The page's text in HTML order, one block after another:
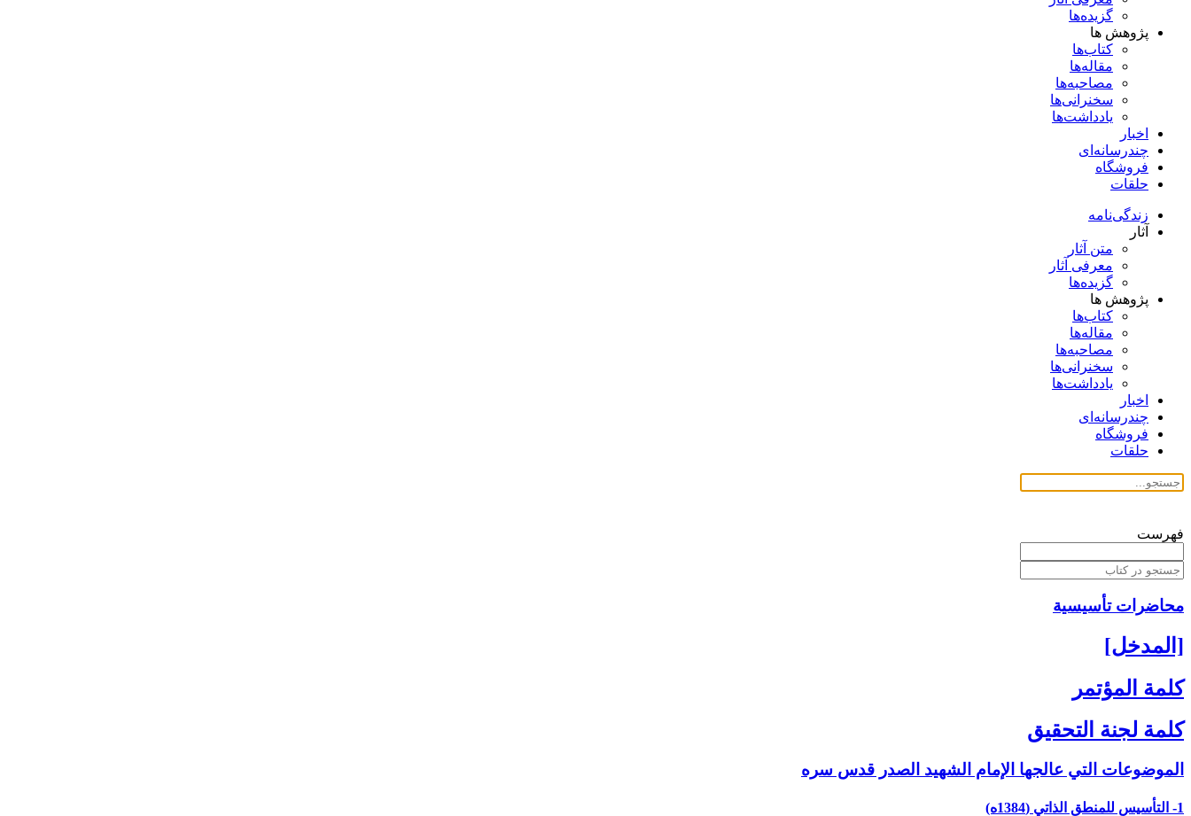
گزیده‌ها
پژوهش ها
کتاب‌ها
مقاله‌ها
مصاحبه‌ها
سخنرانی‌ها
یادداشت‌ها
اخبار
چندرسانه‌ای
فروشگاه
حلقات
زندگی‌نامه
آثار
متن آثار
معرفی آثار
گزیده‌ها
پژوهش ها
کتاب‌ها
مقاله‌ها
مصاحبه‌ها
سخنرانی‌ها
یادداشت‌ها
اخبار
چندرسانه‌ای
فروشگاه
حلقات
فهرست
محاضرات تأسیسیة
[المدخل‏]
كلمة المؤتمر
كلمة لجنة التحقيق
الموضوعات التي عالجها الإمام الشهيد الصدر قدس سره‏
1- التأسيس للمنطق الذاتي (1384ه)